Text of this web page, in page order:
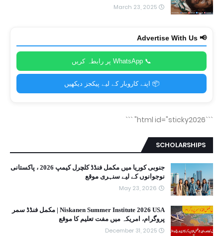
March 23, 2025
📢 Advertise With Us
📞 WhatsApp پر رابطہ کریں
📦 اپنے کاروبار کے لیے پیکجز دیکھیں
```html id="sticky2026"
```
SCHOLARSHIPS
جنوبی کوریا میں مکمل فنڈڈ کلچرل کیمپ 2026 ، پاکستانی
نوجوانوں کے لیے سنہری موقع
May 23, 2026
Niskanen Summer Institute 2026 USA | مکمل فنڈڈ سمر
پروگرام، امریکہ میں مفت تعلیم کا موقع
December 31, 2025